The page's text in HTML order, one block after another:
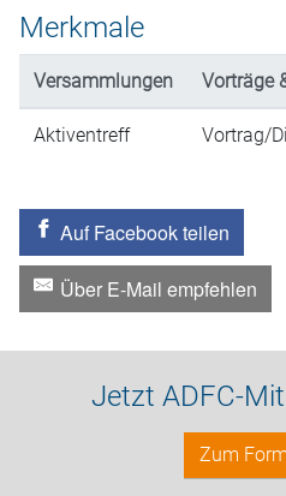
Merkmale
Versammlungen Vorträge
Aktiventreff Vortrag/
Auf Facebook teilen
Über E-Mail empfehlen
Jetzt ADFC-
Zum